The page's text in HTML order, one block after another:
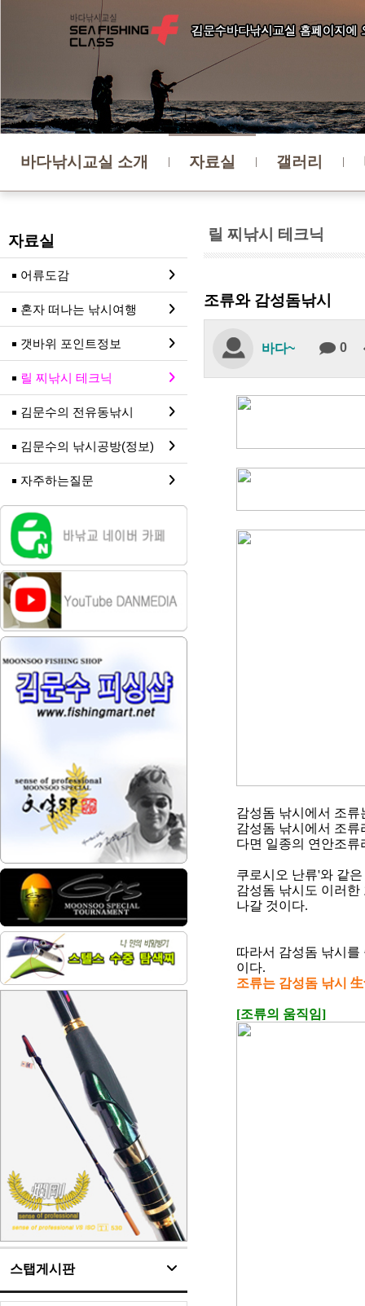
바다낚시교실 소개 자료실 갤러리
릴 찌낚시 테크닉
자료실
어류도감
혼자 떠나는 낚시여행
갯바위 포인트정보
릴 찌낚시 테크닉
김문수의 전유동낚시
김문수의 낚시공방(정보)
자주하는질문
스탭게시판
조류와 감성돔낚시
바다~ 0
감성돔 낚시에서 조류
감성돔 낚시에서 조
다면 일종의 연안조류
쿠로시오 난류'와 같
감성돔 낚시도 이러
나갈 것이다.
따라서 감성돔 낚시
이다.
조류는 감성돔 낚시
[조류의 움직임]